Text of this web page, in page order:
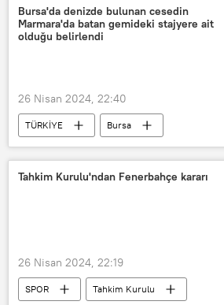
Rusya
Çin
Bursa'da denizde bulunan cesedin
Marmara'da batan gemideki stajyere ait
olduğu belirlendi
26 Nisan 2024, 22:40
TÜRKİYE
Bursa
Marmara Denizi
Karacabey Belediyesi
Kargo gemisi
Tahkim Kurulu'ndan Fenerbahçe kararı
26 Nisan 2024, 22:19
SPOR
Tahkim Kurulu